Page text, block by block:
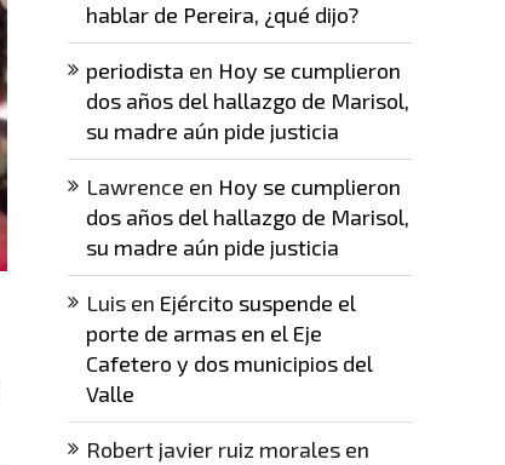
hablar de Pereira, ¿qué dijo?
periodista en Hoy se cumplieron
dos años del hallazgo de Marisol,
su madre aún pide justicia
Lawrence en Hoy se cumplieron
dos años del hallazgo de Marisol,
su madre aún pide justicia
Luisen Ejército suspende el
porte de armas en el Eje
Cafetero y dos municipios del
Valle
Robert javier ruiz moralesen